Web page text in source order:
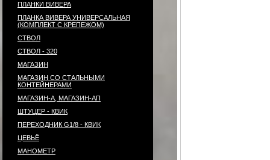
ПЛАНКИ ВИВЕРА
ПЛАНКА ВИВЕРА УНИВЕРСАЛЬНАЯ
(КОМПЛЕКТ С КРЕПЕЖОМ)
СТВОЛ
СТВОЛ - 320
МАГАЗИН
МАГАЗИН СО СТАЛЬНЫМИ
КОНТЕЙНЕРАМИ
МАГАЗИН-А, МАГАЗИН-АП
ШТУЦЕР - КВИК
ПЕРЕХОДНИК G1/8 - КВИК
ЦЕВЬЁ
МАНОМЕТР